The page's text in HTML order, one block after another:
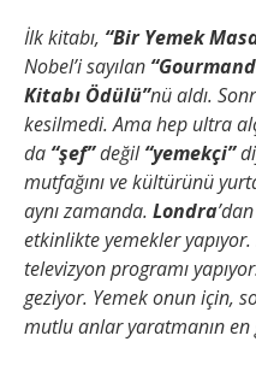
İlk kitabı, “Bir Yemek
Nobel’i sayılan
Kitabı Ödülü”nü aldı.
kesilmedi. Ama hep ultra
da “şef”değil“yemekçi”
mutfağını ve kültürünü
aynı zamanda. Londra’dan
etkinlikte yemekler
televizyon programı
geziyor. Yemek onun için,
mutlu anlar yaratmanın en